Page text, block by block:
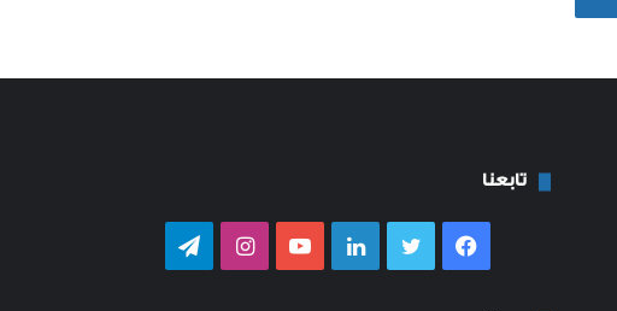
تابعنا
فيسبوكتويتر لينكدإنيوتيوبانستقرامتيلقرام